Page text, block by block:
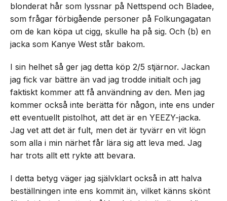
blonderat hår som lyssnar på Nettspend och Bladee,
som frågar förbigående personer på Folkungagatan
om de kan köpa ut cigg, skulle ha på sig. Och (b) en
jacka som Kanye West står bakom.
I sin helhet så ger jag detta köp 2/5 stjärnor. Jackan
jag fick var bättre än vad jag trodde initialt och jag
faktiskt kommer att få användning av den. Men jag
kommer också inte berätta för någon, inte ens under
ett eventuellt pistolhot, att det är en YEEZY-jacka.
Jag vet att det är fult, men det är tyvärr en vit lögn
som alla i min närhet får lära sig att leva med. Jag
har trots allt ett rykte att bevara.
I detta betyg väger jag självklart också in att halva
beställningen inte ens kommit än, vilket känns skönt